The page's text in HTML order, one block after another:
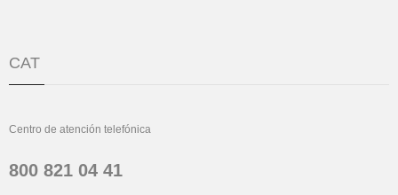
CAT
Centro de atención telefónica
800 821 04 41